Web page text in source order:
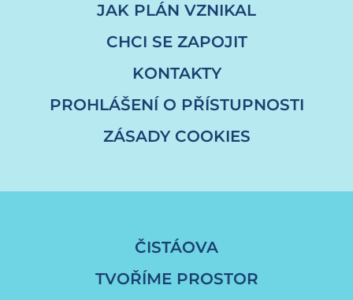
JAK PLÁN VZNIKAL
CHCI SE ZAPOJIT
KONTAKTY
PROHLÁŠENÍ O PŘÍSTUPNOSTI
ZÁSADY COOKIES
ČISTÁOVA
TVOŘÍME PROSTOR